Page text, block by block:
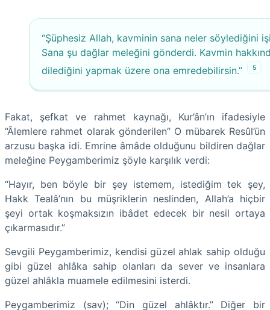
“Şüphesiz Allah, kavminin sana neler söylediğini
Sana şu dağlar meleğini gönderdi. Kavmin
dilediğini yapmak üzere ona emredebilirsin.”
5
Fakat, şefkat ve rahmet kaynağı, Kur’ân’ın ifadesiyle
“Âlemlere rahmet olarak gönderilen” O mübarek Resûl’ün
arzusu başka idi. Emrine âmâde olduğunu bildiren dağlar
meleğine Peygamberimiz şöyle karşılık verdi:
“Hayır, ben böyle bir şey istemem, istediğim tek şey,
Hakk Tealâ’nın bu müşriklerin neslinden, Allah’a hiçbir
şeyi ortak koşmaksızın ibâdet edecek bir nesil ortaya
çıkarmasıdır.”
Sevgili Peygamberimiz, kendisi güzel ahlak sahip olduğu
gibi güzel ahlâka sahip olanları da sever ve insanlara
güzel ahlâkla muamele edilmesini isterdi.
Peygamberimiz (sav); “Din güzel ahlâktır.” Diğer bir